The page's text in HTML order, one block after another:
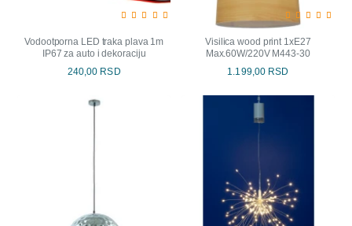
Vodootporna LED traka plava 1m
IP67 za auto i dekoraciju
240,00 RSD
Visilica wood print 1xE27
Max.60W/220V M443-30
1.199,00 RSD